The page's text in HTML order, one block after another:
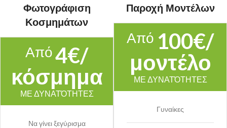
Φωτογράφιση
Κοσμημάτων
Από4€/
κόσμημα
ΜΕ ΔΥΝΑΤΌΤΗΤΕΣ
Να γίνει ξεγύρισμα
Παροχή Μοντέλων
Από 100€/
μοντέλο
ΜΕ ΔΥΝΑΤΌΤΗΤΕΣ
Γυναίκες